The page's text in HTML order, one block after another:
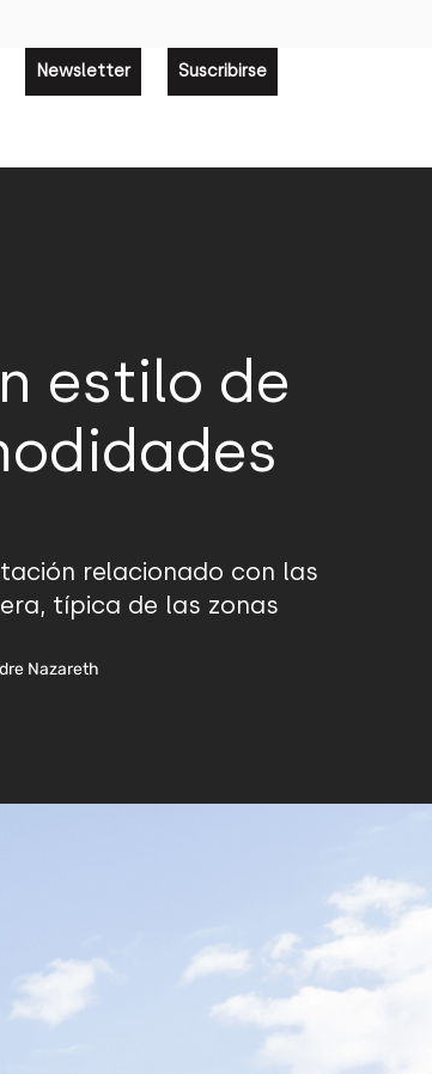
Newsletter Suscribirse
estilo de
relacionado con las
típica de las zonas
Nazareth